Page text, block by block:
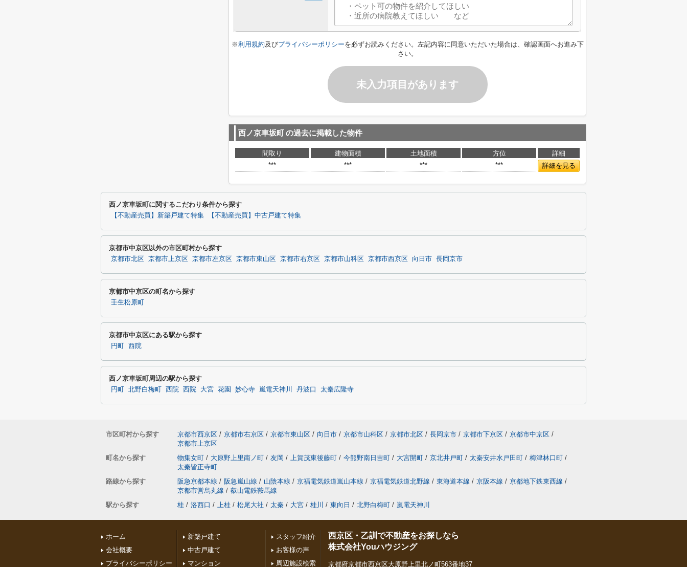
※利用規約及びプライバシーポリシーを必ずお読みください。左記内容に同意いただいた場合は、確認画面へお進み下
さい。
未入力項目があります
西ノ京車坂町の過去に掲載した物件
間取り 建物面積 土地面積 方位
詳細
***
*** *** *** 詳細を見る
西ノ京車坂町に関するこだわり条件から探す
【不動産売買】新築戸建て特集 【不動産売買】中古戸建て特集
京都市中京区以外の市区町村から探す
京都市北区 京都市上京区 京都市左京区 京都市東山区 京都市右京区 京都市山科区 京都市西京区 向日市 長岡京市
京都市中京区の町名から探す
壬生松原町
京都市中京区にある駅から探す
円町 西院
西ノ京車坂町周辺の駅から探す
円町 北野白梅町 西院 西院 大宮 花園 妙心寺 嵐電天神川 丹波口 太秦広隆寺
市区町村から探す 京都市西京区 / 京都市右京区 / 京都市東山区 / 向日市 / 京都市山科区 / 京都市北区 / 長岡京市 / 京都市下京区 / 京都市中京区 /
京都市上京区
町名から探す
物集女町 / 大原野上里南ノ町 / 友岡 / 上賀茂東後藤町 / 今熊野南日吉町 / 大宮開町 / 京北井戸町 / 太秦安井水戸田町 / 梅津林口町 /
太秦皆正寺町
路線から探す
阪急京都本線 / 阪急嵐山線 / 山陰本線 / 京福電気鉄道嵐山本線 / 京福電気鉄道北野線 / 東海道本線 / 京阪本線 / 京都地下鉄東西線 /
京都市営烏丸線 / 叡山電鉄鞍馬線
駅から探す
桂 / 洛西口 / 上桂 / 松尾大社 / 太秦 / 大宮 / 桂川 / 東向日 / 北野白梅町 / 嵐電天神川
ホーム
会社概要
プライバシーポリシー
新築戸建て
中古戸建て
マンション
スタッフ紹介
お客様の声
周辺施設検索
西京区・乙訓で不動産をお探しなら
株式会社Youハウジング
京都府京都市西京区大原野上里北ノ町563番地37